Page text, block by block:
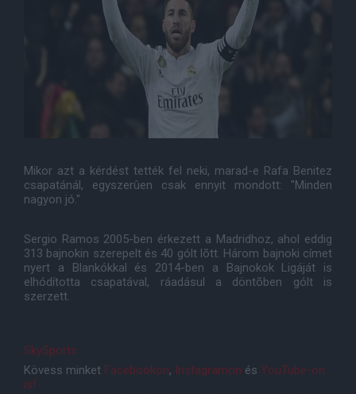
Mikor azt a kérdést tették fel neki, marad-e Rafa Benitez
csapatánál, egyszerûen csak ennyit mondott: "Minden
nagyon jó."
Sergio Ramos 2005-ben érkezett a Madridhoz, ahol eddig
313 bajnokin szerepelt és 40 gólt lõtt. Három bajnoki címet
nyert a Blankókkal és 2014-ben a Bajnokok Ligáját is
elhódította csapatával, ráadásul a döntõben gólt is
szerzett.
SkySports
Kövess minket Facebookon, Instagramon és YouTube-on
is!